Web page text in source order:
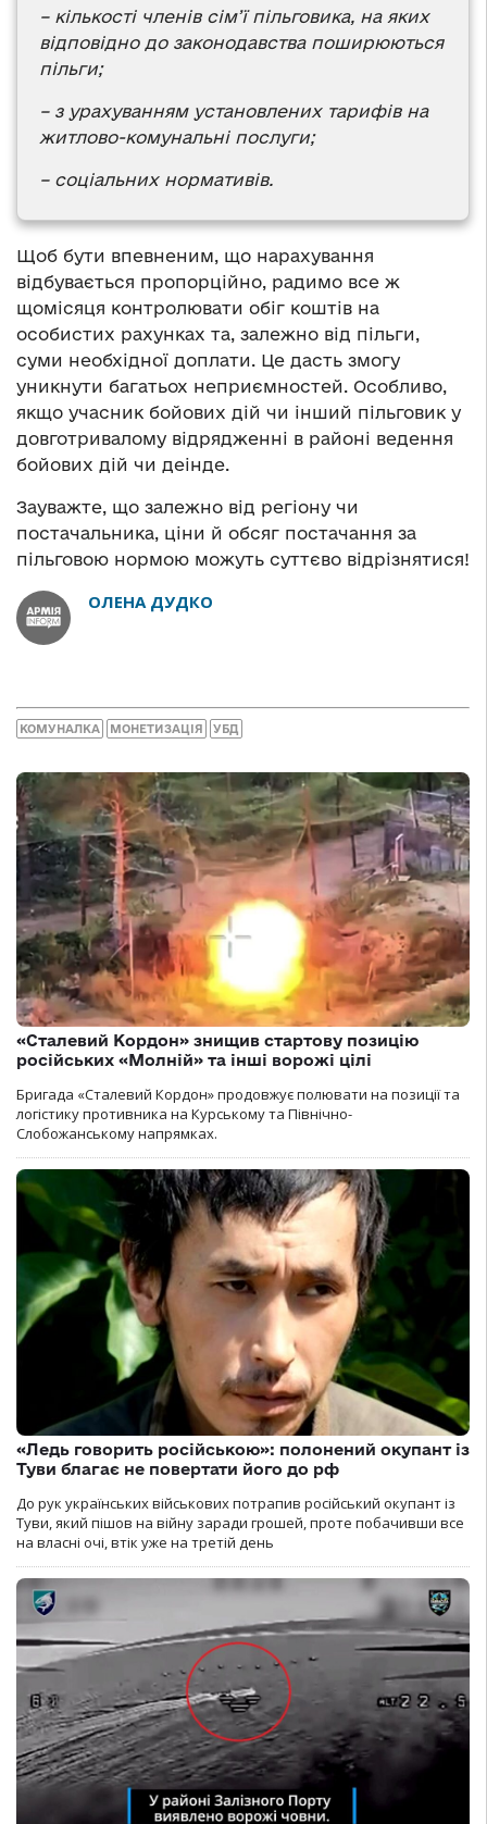
– кількості членів сім’ї пільговика, на яких
відповідно до законодавства поширюються
пільги;
– з урахуванням установлених тарифів на
житлово-комунальні послуги;
– соціальних нормативів.
Щоб бути впевненим, що нарахування
відбувається пропорційно, радимо все ж
щомісяця контролювати обіг коштів на
особистих рахунках та, залежно від пільги,
суми необхідної доплати. Це дасть змогу
уникнути багатьох неприємностей. Особливо,
якщо учасник бойових дій чи інший пільговик у
довготривалому відрядженні в районі ведення
бойових дій чи деінде.
Зауважте, що залежно від регіону чи
постачальника, ціни й обсяг постачання за
пільговою нормою можуть суттєво відрізнятися!
ОЛЕНА ДУДКО
КОМУНАЛКА МОНЕТИЗАЦІЯ УБД
«Сталевий Кордон» знищив стартову позицію
російських «Молній» та інші ворожі цілі
Бригада «Сталевий Кордон» продовжує полювати на позиції та
логістику противника на Курському та Північно-
Слобожанському напрямках.
«Ледь говорить російською»: полонений окупант із
Туви благає не повертати його до рф
До рук українських військових потрапив російський окупант із
Туви, який пішов на війну заради грошей, проте побачивши все
на власні очі, втік уже на третій день